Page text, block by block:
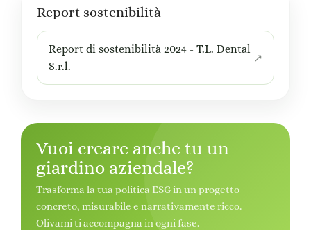
Report sostenibilità
Report di sostenibilità 2024 - T.L. Dental
S.r.l.
Vuoi creare anche tu un
giardino aziendale?
Trasforma la tua politica ESG in un progetto
concreto, misurabile e narrativamente ricco.
Olivami ti accompagna in ogni fase.